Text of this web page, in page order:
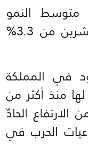
النمو
المتوقع لدول مجموعة العشرين من 3.3%
في المملكة
منذ أكثر من
الارتفاع الحادّ
الحرب في